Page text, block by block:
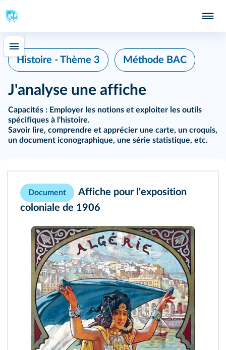
Histoire - Thème 3 Méthode BAC
J'analyse une affiche
Capacités : Employer les notions et exploiter les outils
spécifiques à l'histoire.
Savoir lire, comprendre et apprécier une carte, un croquis,
un document iconographique, une série statistique, etc.
Document
Affiche pour l'exposition
coloniale de 1906